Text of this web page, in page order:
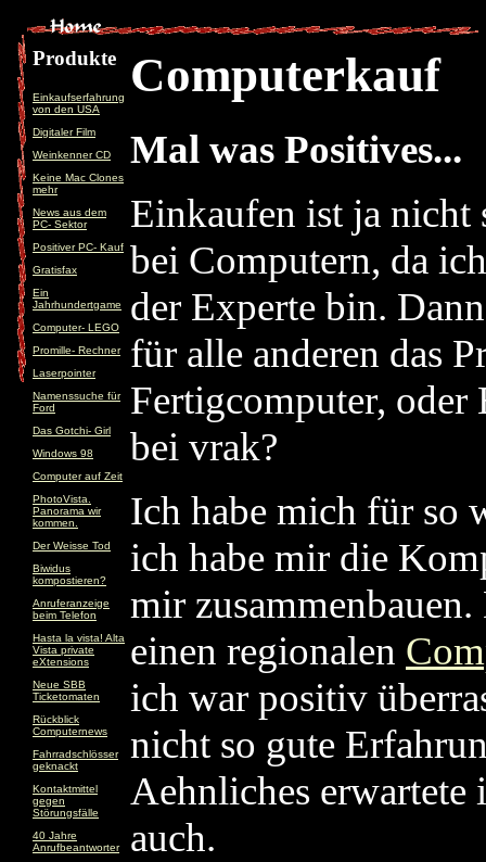
Produkte
Einkaufserfahrung
von den USA
Digitaler Film
Weinkenner CD
Keine Mac Clones
mehr
News aus dem
PC- Sektor
Positiver PC- Kauf
Gratisfax
Ein
Jahrhundertgame
Computer- LEGO
Promille- Rechner
Laserpointer
Namenssuche für
Ford
Das Gotchi- Girl
Windows 98
Computer auf Zeit
PhotoVista.
Panorama wir
kommen.
Der Weisse Tod
Biwidus
kompostieren?
Anruferanzeige
beim Telefon
Hasta la vista! Alta
Vista private
eXtensions
Neue SBB
Ticketomaten
Rückblick
Computernews
Fahrradschlösser
geknackt
Kontaktmittel
gegen
Störungsfälle
40 Jahre
Anrufbeantworter
Computerkauf
Mal was Positives...
Einkaufen ist ja nicht
bei Computern, da
der Experte bin.
für alle anderen das
Fertigcomputer, oder
bei vrak?
Ich habe mich für so
ich habe mir die
mir
einen regionalen
ich war positiv
nicht so gute
Aehnliches
auch.